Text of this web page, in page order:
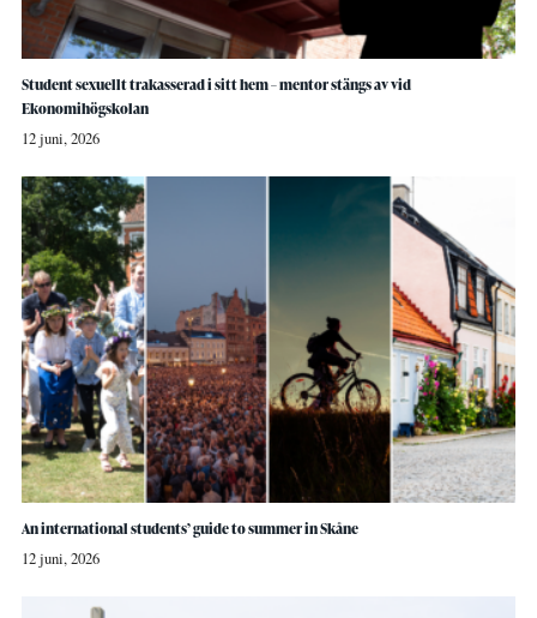
Student sexuellt trakasserad i sitt hem – mentor stängs av vid
Ekonomihögskolan
12 juni, 2026
An international students’ guide to summer in Skåne
12 juni, 2026